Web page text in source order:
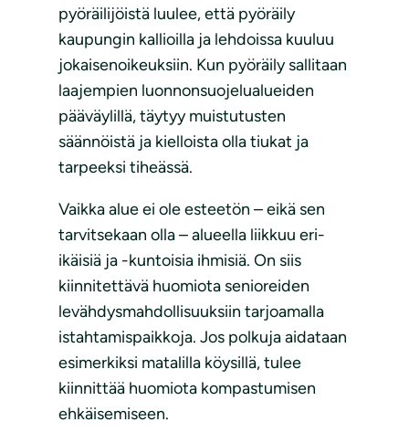
pyöräilijöistä luulee, että pyöräily
kaupungin kallioilla ja lehdoissa kuuluu
jokaisenoikeuksiin. Kun pyöräily sallitaan
laajempien luonnonsuojelualueiden
pääväylillä, täytyy muistutusten
säännöistä ja kielloista olla tiukat ja
tarpeeksi tiheässä.
Vaikka alue ei ole esteetön – eikä sen
tarvitsekaan olla – alueella liikkuu eri-
ikäisiä ja -kuntoisia ihmisiä. On siis
kiinnitettävä huomiota senioreiden
levähdysmahdollisuuksiin tarjoamalla
istahtamispaikkoja. Jos polkuja aidataan
esimerkiksi matalilla köysillä, tulee
kiinnittää huomiota kompastumisen
ehkäisemiseen.